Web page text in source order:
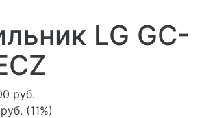
LG GC-
руб.
(11%)